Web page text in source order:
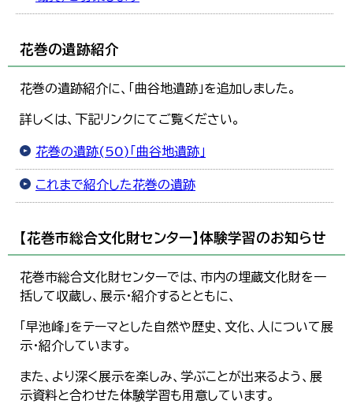
花巻の遺跡紹介
花巻の遺跡紹介に、「曲谷地遺跡」を追加しました。
詳しくは、下記リンクにてご覧ください。
花巻の遺跡(50)「曲谷地遺跡」
これまで紹介した花巻の遺跡
【花巻市総合文化財センター】体験学習のお知らせ
花巻市総合文化財センターでは、市内の埋蔵文化財を一
括して収蔵し、展示・紹介するとともに、
「早池峰」をテーマとした自然や歴史、文化、人について展
示・紹介しています。
また、より深く展示を楽しみ、学ぶことが出来るよう、展
示資料と合わせた体験学習も用意しています。